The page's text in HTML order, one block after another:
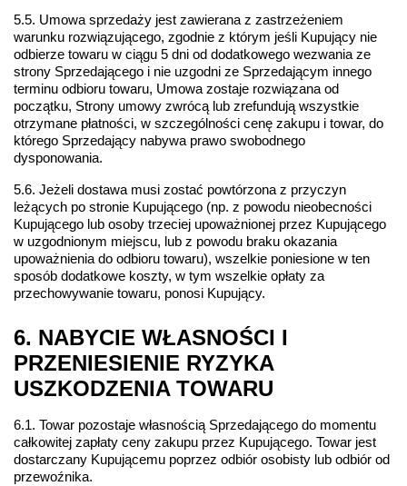
5.5. Umowa sprzedaży jest zawierana z zastrzeżeniem
warunku rozwiązującego, zgodnie z którym jeśli Kupujący nie
odbierze towaru w ciągu 5 dni od dodatkowego wezwania ze
strony Sprzedającego i nie uzgodni ze Sprzedającym innego
terminu odbioru towaru, Umowa zostaje rozwiązana od
początku, Strony umowy zwrócą lub zrefundują wszystkie
otrzymane płatności, w szczególności cenę zakupu i towar, do
którego Sprzedający nabywa prawo swobodnego
dysponowania.
5.6. Jeżeli dostawa musi zostać powtórzona z przyczyn
leżących po stronie Kupującego (np. z powodu nieobecności
Kupującego lub osoby trzeciej upoważnionej przez Kupującego
w uzgodnionym miejscu, lub z powodu braku okazania
upoważnienia do odbioru towaru), wszelkie poniesione w ten
sposób dodatkowe koszty, w tym wszelkie opłaty za
przechowywanie towaru, ponosi Kupujący.
6. NABYCIE WŁASNOŚCI I
PRZENIESIENIE RYZYKA
USZKODZENIA TOWARU
6.1. Towar pozostaje własnością Sprzedającego do momentu
całkowitej zapłaty ceny zakupu przez Kupującego. Towar jest
dostarczany Kupującemu poprzez odbiór osobisty lub odbiór od
przewoźnika.